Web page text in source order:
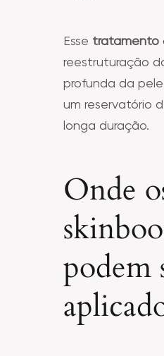
Esse tratamento
reestruturação
profunda da
um reservatório
longa duração.
Onde
podem